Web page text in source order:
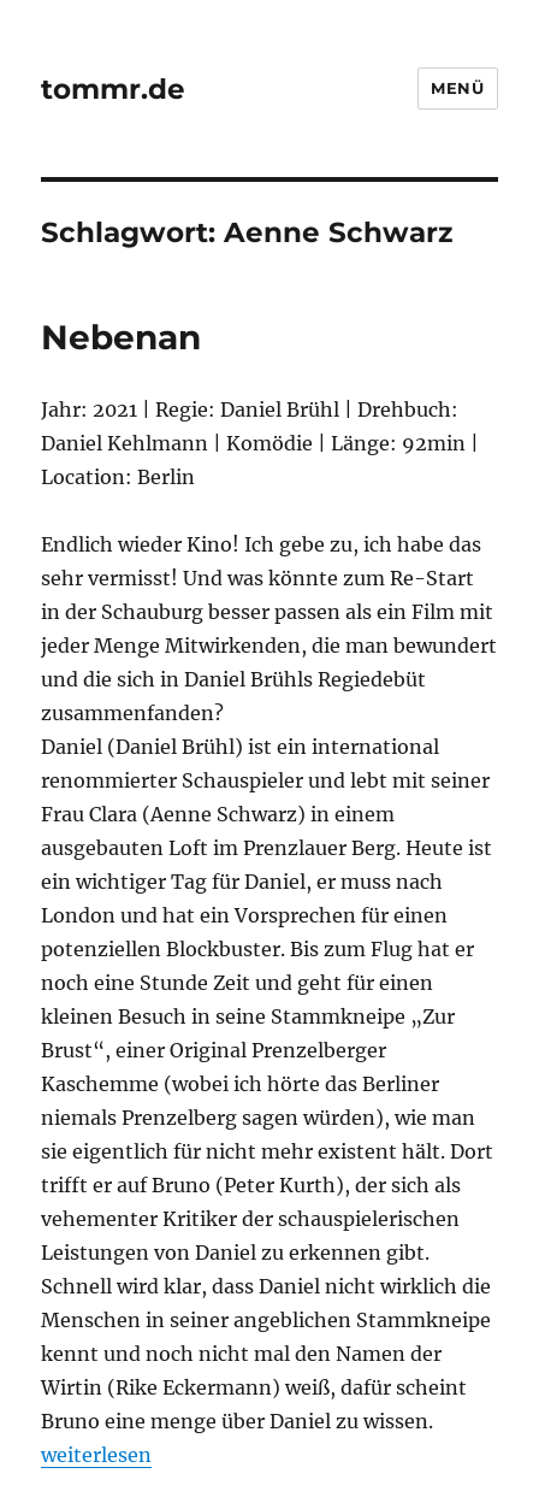
tommr.de MENÜ
Schlagwort:Aenne Schwarz
Nebenan
Jahr: 2021 | Regie: Daniel Brühl | Drehbuch:
Daniel Kehlmann | Komödie | Länge: 92min |
Location: Berlin
Endlich wieder Kino! Ich gebe zu, ich habe das
sehr vermisst! Und was könnte zum Re-Start
in der Schauburg besser passen als ein Film mit
jeder Menge Mitwirkenden, die man bewundert
und die sich in Daniel Brühls Regiedebüt
zusammenfanden?
Daniel (Daniel Brühl) ist ein international
renommierter Schauspieler und lebt mit seiner
Frau Clara (Aenne Schwarz) in einem
ausgebauten Loft im Prenzlauer Berg. Heute ist
ein wichtiger Tag für Daniel, er muss nach
London und hat ein Vorsprechen für einen
potenziellen Blockbuster. Bis zum Flug hat er
noch eine Stunde Zeit und geht für einen
kleinen Besuch in seine Stammkneipe „Zur
Brust“, einer Original Prenzelberger
Kaschemme (wobei ich hörte das Berliner
niemals Prenzelberg sagen würden), wie man
sie eigentlich für nicht mehr existent hält. Dort
trifft er auf Bruno (Peter Kurth), der sich als
vehementer Kritiker der schauspielerischen
Leistungen von Daniel zu erkennen gibt.
Schnell wird klar, dass Daniel nicht wirklich die
Menschen in seiner angeblichen Stammkneipe
kennt und noch nicht mal den Namen der
Wirtin (Rike Eckermann) weiß, dafür scheint
Bruno eine menge über Daniel zu wissen.
„Nebenan“
weiterlesen